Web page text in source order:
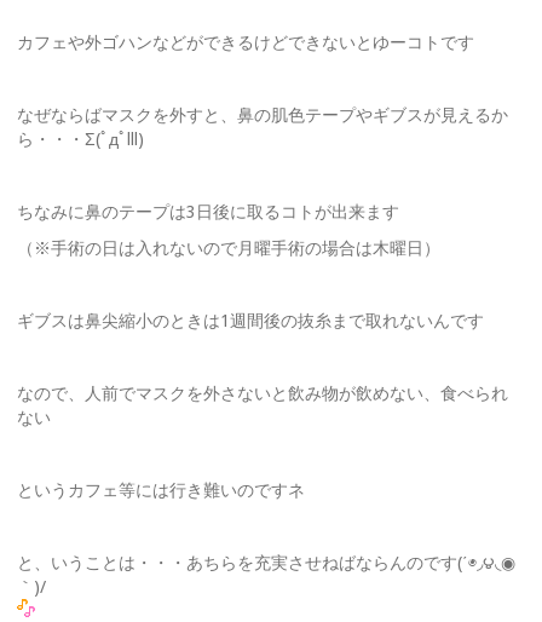
カフェや外ゴハンなどができるけどできないとゆーコトです
なぜならばマスクを外すと、鼻の肌色テープやギブスが見えるか
ら・・・Σ(ﾟдﾟlll)
ちなみに鼻のテープは3日後に取るコトが出来ます
（※手術の日は入れないので月曜手術の場合は木曜日）
ギブスは鼻尖縮小のときは1週間後の抜糸まで取れないんです
なので、人前でマスクを外さないと飲み物が飲めない、食べられ
ない
というカフェ等には行き難いのですネ
と、いうことは・・・あちらを充実させねばならんのです(΄◉◞౪◟◉
｀)/